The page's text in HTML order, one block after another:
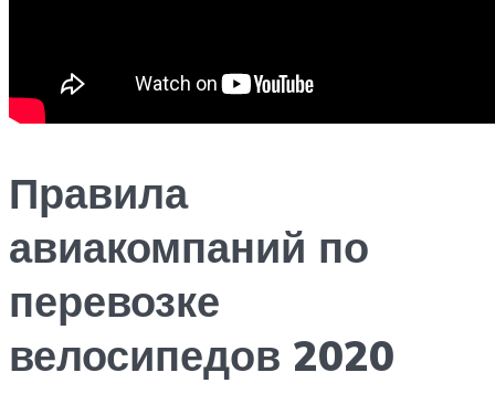
Правила
авиакомпаний по
перевозке
велосипедов 2020